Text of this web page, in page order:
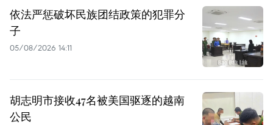
依法严惩破坏民族团结政策的犯罪分
子
05/08/2026 14:11
胡志明市接收47名被美国驱逐的越南
公民